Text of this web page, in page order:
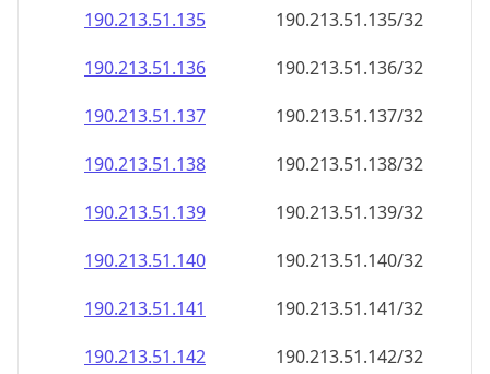
190.213.51.135
190.213.51.135/32
190.213.51.136
190.213.51.136/32
190.213.51.137
190.213.51.137/32
190.213.51.138
190.213.51.138/32
190.213.51.139
190.213.51.139/32
190.213.51.140
190.213.51.140/32
190.213.51.141
190.213.51.141/32
190.213.51.142
190.213.51.142/32